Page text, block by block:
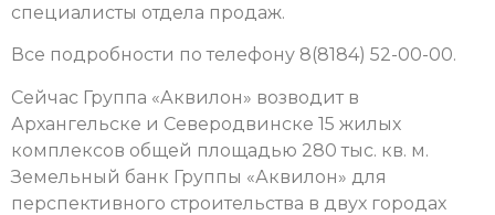
специалисты отдела продаж.
Все подробности по телефону 8(8184) 52-00-00.
Сейчас Группа «Аквилон» возводит в
Архангельске и Северодвинске 15 жилых
комплексов общей площадью 280 тыс. кв. м.
Земельный банк Группы «Аквилон» для
перспективного строительства в двух городах